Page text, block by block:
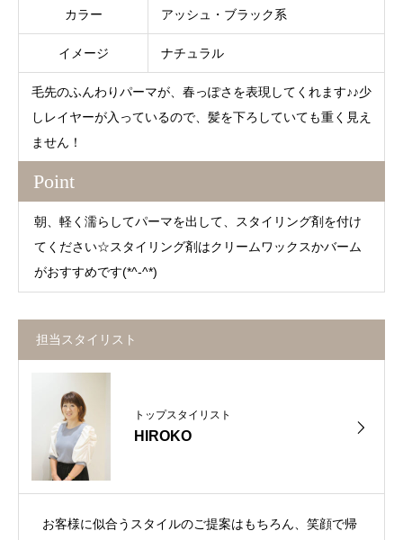
カラー アッシュ・ブラック系
イメージ ナチュラル
毛先のふんわりパーマが、春っぽさを表現してくれます♪♪少
しレイヤーが入っているので、髪を下ろしていても重く見え
ません！
Point
朝、軽く濡らしてパーマを出して、スタイリング剤を付け
てください☆スタイリング剤はクリームワックスかバーム
がおすすめです(*^-^*)
担当スタイリスト
トップスタイリスト
HIROKO
お客様に似合うスタイルのご提案はもちろん、笑顔で帰